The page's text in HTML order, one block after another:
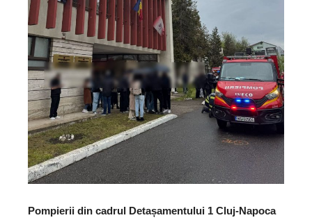
Pompierii din cadrul Detașamentului 1 Cluj-Napoca